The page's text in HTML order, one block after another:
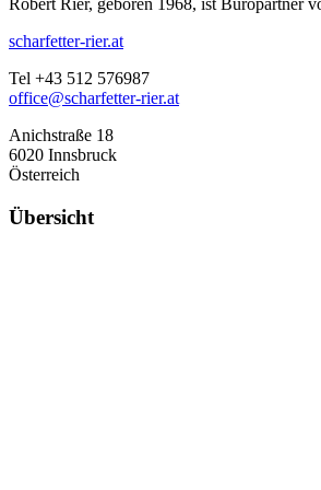
Robert Rier, geboren 1968, ist Büropartner
scharfetter-rier.at
Tel +43 512 576987
office@scharfetter-rier.at
Anichstraße 18
6020 Innsbruck
Österreich
Übersicht